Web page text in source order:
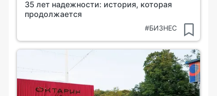
35 лет надежности: история, которая
продолжается
#БИЗНЕС